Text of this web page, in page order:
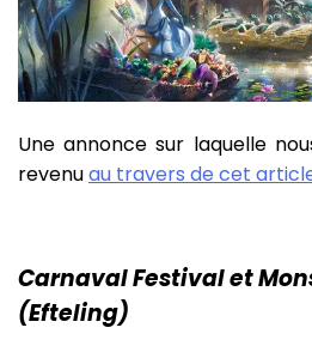
Une annonce sur laquelle
revenuau travers de cet
Carnaval Festival et
(Efteling)